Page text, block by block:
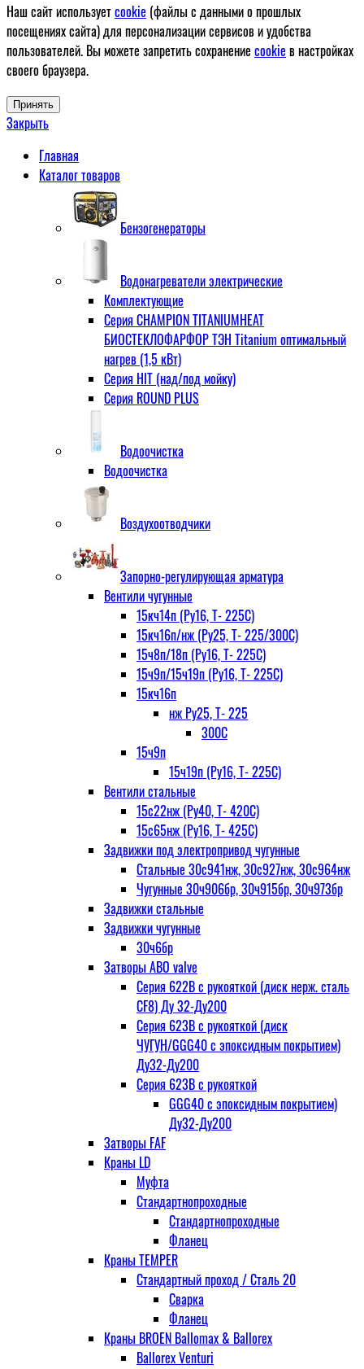
Наш сайт используетcookie (файлы с данными о прошлых
посещениях сайта) для персонализации сервисов и удобства
пользователей. Вы можете запретить сохранение cookie в настройках
своего браузера.
Принять
Закрыть
Главная
Каталог товаров
Бензогенераторы
Водонагреватели электрические
Комплектующие
Серия CHAMPION TITANIUMHEAT
БИОСТЕКЛОФАРФОР ТЭН Titanium оптимальный
нагрев (1,5 кВт)
Серия HIT (над/под мойку)
Серия ROUND PLUS
Водоочистка
Водоочистка
Воздухоотводчики
Запорно-регулирующая арматура
Вентили чугунные
15кч14п (Ру16, Т- 225С)
15кч16п/нж (Ру25, Т- 225/300С)
15ч8п/18п (Ру16, Т- 225С)
15ч9п/15ч19п (Ру16, Т- 225С)
15кч16п
нж Ру25, Т- 225
300С
15ч9п
15ч19п (Ру16, Т- 225С)
Вентили стальные
15с22нж (Ру40, Т- 420С)
15с65нж (Ру16, Т- 425С)
Задвижки под электропривод чугунные
Стальные 30с941нж, 30с927нж, 30с964нж
Чугунные 30ч906бр, 30ч915бр, 30ч973бр
Задвижки стальные
Задвижки чугунные
30ч6бр
Затворы ABO valve
Серия 622В с рукояткой (диск нерж. сталь
CF8) Ду 32-Ду200
Серия 623В с рукояткой (диск
ЧУГУН/GGG40 с эпоксидным покрытием)
Ду32-Ду200
Серия 623В с рукояткой
GGG40 с эпоксидным покрытием)
Ду32-Ду200
Затворы FAF
Краны LD
Муфта
Стандартнопроходные
Стандартнопроходные
Фланец
Краны TEMPER
Стандартный проход / Cталь 20
Сварка
Фланец
Краны BROEN Ballomax & Ballorex
Ballorex Venturi